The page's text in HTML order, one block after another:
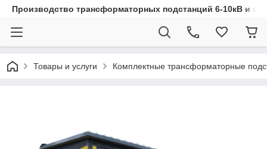
Производство трансформаторных подстанций 6-10кВ и
Товары и услуги Комплектные трансформаторные